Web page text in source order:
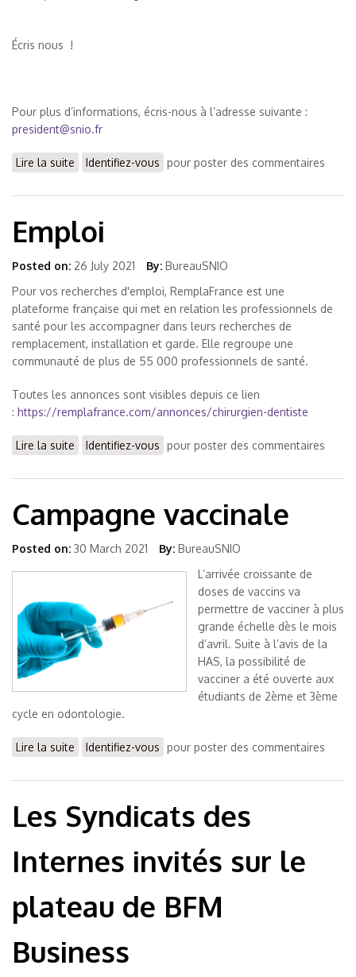
Écris nous !
Pour plus d’informations, écris-nous à l’adresse suivante :
president@snio.fr
Lire la suite de RECRUTEMENT SNIO
Identifiez-vous pour poster des commentaires
Emploi
Posted on: 26 July 2021 By: BureauSNIO
Pour vos recherches d'emploi, RemplaFrance est une
plateforme française qui met en relation les professionnels de
santé pour les accompagner dans leurs recherches de
remplacement, installation et garde. Elle regroupe une
communauté de plus de 55 000 professionnels de santé.
Toutes les annonces sont visibles depuis ce lien
: https://remplafrance.com/annonces/chirurgien-dentiste
Lire la suite de Emploi
Identifiez-vous pour poster des commentaires
Campagne vaccinale
Posted on: 30 March 2021 By: BureauSNIO
L’arrivée croissante de
doses de vaccins va
permettre de vacciner à plus
grande échelle dès le mois
d’avril. Suite à l’avis de la
HAS, la possibilité de
vacciner a été ouverte aux
étudiants de 2ème et 3ème
cycle en odontologie.
Lire la suite de Campagne vaccinale
Identifiez-vous pour poster des commentaires
Les Syndicats des
Internes invités sur le
plateau de BFM
Business